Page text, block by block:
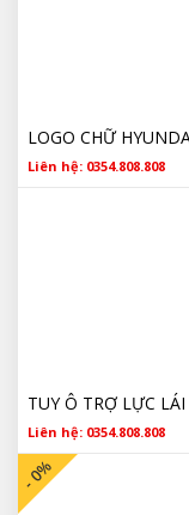
Liên hệ: 0354.808.808
Liên hệ: 0354.808.808
- 0%